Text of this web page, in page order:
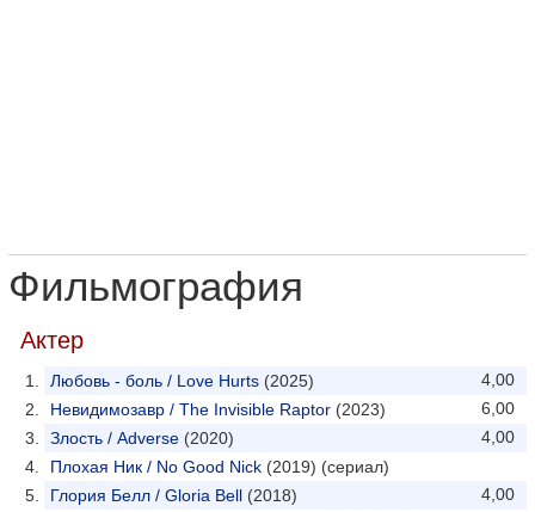
Фильмография
Актер
4,00
Любовь - боль / Love Hurts (2025)
6,00
Невидимозавр / The Invisible Raptor (2023)
4,00
Злость / Adverse (2020)
Плохая Ник / No Good Nick (2019) (сериал)
4,00
Глория Белл / Gloria Bell (2018)